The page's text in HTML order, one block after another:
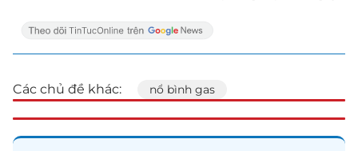
Các chủ đề khác: nổ bình gas